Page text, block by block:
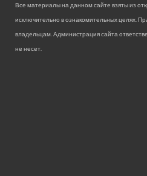
Все материалы на данном сайте взяты из
исключительно в ознакомительных целях.
владельцам. Администрация сайта
не несет.